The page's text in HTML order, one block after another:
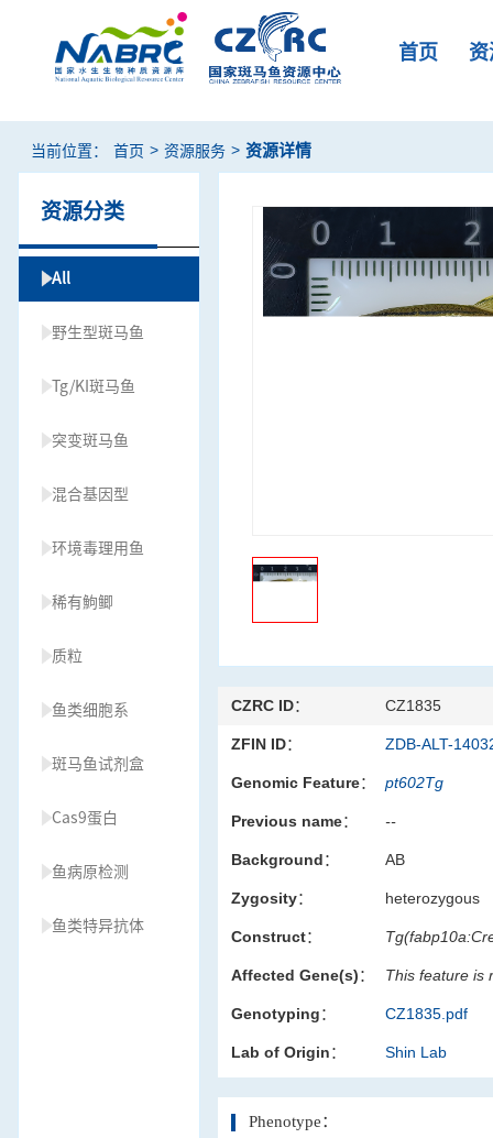
首页
当前位置： 首页 > 资源服务 > 资源详情
资源分类
All
野生型斑马鱼
Tg/KI斑马鱼
突变斑马鱼
混合基因型
环境毒理用鱼
稀有鮈鲫
质粒
鱼类细胞系
斑马鱼试剂盒
Cas9蛋白
鱼病原检测
鱼类特异抗体
CZRC ID： CZ1835
ZFIN ID： ZDB-ALT-
Genomic Feature： pt602Tg
Previous name： --
Background： AB
Zygosity： heterozygous
Construct：
Affected Gene(s)： This feature is
Genotyping： CZ1835.pdf
Lab of Origin： Shin Lab
Phenotype：